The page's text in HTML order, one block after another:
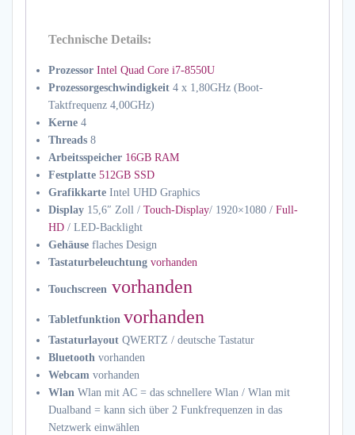
Technische Details:
Prozessor Intel Quad Core i7-8550U
Prozessorgeschwindigkeit 4 x 1,80GHz (Boot-
Taktfrequenz 4,00GHz)
Kerne 4
Threads 8
Arbeitsspeicher 16GB RAM
Festplatte 512GB SSD
Grafikkarte Intel UHD Graphics
Display 15,6″ Zoll / Touch-Display/ 1920×1080 / Full-
HD / LED-Backlight
Gehäuse flaches Design
Tastaturbeleuchtung vorhanden
Touchscreen vorhanden
Tabletfunktion vorhanden
Tastaturlayout QWERTZ / deutsche Tastatur
Bluetooth vorhanden
Webcam vorhanden
Wlan Wlan mit AC = das schnellere Wlan / Wlan mit
Dualband = kann sich über 2 Funkfrequenzen in das
Netzwerk einwählen